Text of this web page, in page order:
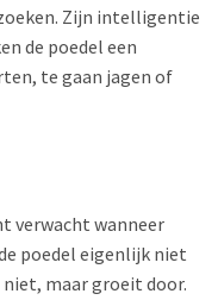
Zijn intelligentie
de poedel een
te gaan jagen of
verwacht wanneer
poedel eigenlijk niet
maar groeit door.